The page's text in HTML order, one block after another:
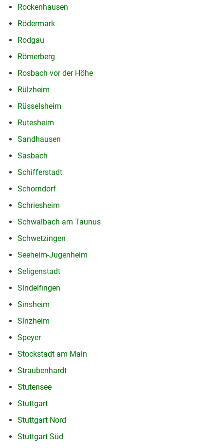
Rockenhausen
Rödermark
Rodgau
Römerberg
Rosbach vor der Höhe
Rülzheim
Rüsselsheim
Rutesheim
Sandhausen
Sasbach
Schifferstadt
Schorndorf
Schriesheim
Schwalbach am Taunus
Schwetzingen
Seeheim-Jugenheim
Seligenstadt
Sindelfingen
Sinsheim
Sinzheim
Speyer
Stockstadt am Main
Straubenhardt
Stutensee
Stuttgart
Stuttgart Nord
Stuttgart Süd